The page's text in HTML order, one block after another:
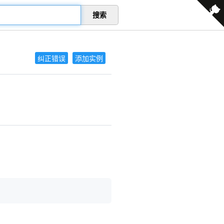
搜索
纠正错误 添加实例